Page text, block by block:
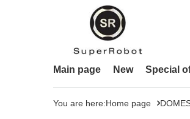
Main page New Special
You are here:Home page